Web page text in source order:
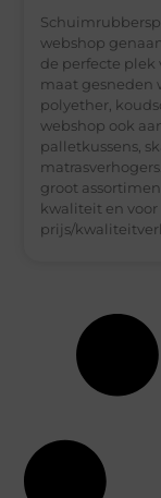
webshop
de perfecte
maat gesneden
polyether,
webshop ook
palletkussens,
groot
kwaliteit en
prijs/